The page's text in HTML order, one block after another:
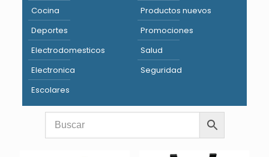
Cocina
Deportes
Electrodomesticos
Electronica
Escolares
Productos nuevos
Promociones
Salud
Seguridad